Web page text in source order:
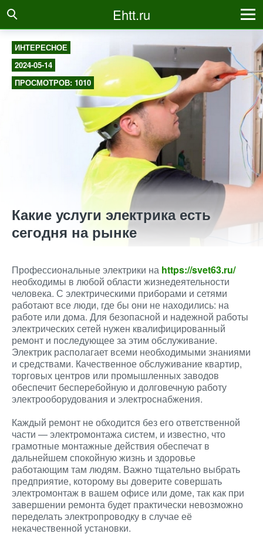
Ehtt.ru
ИНТЕРЕСНОЕ
2024-05-14
ПРОСМОТРОВ: 1010
Какие услуги электрика есть
сегодня на рынке
Профессиональные электрики на https://svet63.ru/
необходимы в любой области жизнедеятельности
человека. С электрическими приборами и сетями
работают все люди, где бы они не находились: на
работе или дома. Для безопасной и надежной работы
электрических сетей нужен квалифицированный
ремонт и последующее за этим обслуживание.
Электрик располагает всеми необходимыми знаниями
и средствами. Качественное обслуживание квартир,
торговых центров или промышленных заводов
обеспечит бесперебойную и долговечную работу
электрооборудования и электроснабжения.
Каждый ремонт не обходится без его ответственной
части — электромонтажа систем, и известно, что
грамотные монтажные действия обеспечат в
дальнейшем спокойную жизнь и здоровье
работающим там людям. Важно тщательно выбрать
предприятие, которому вы доверите совершать
электромонтаж в вашем офисе или доме, так как при
завершении ремонта будет практически невозможно
переделать электропроводку в случае её
некачественной установки.